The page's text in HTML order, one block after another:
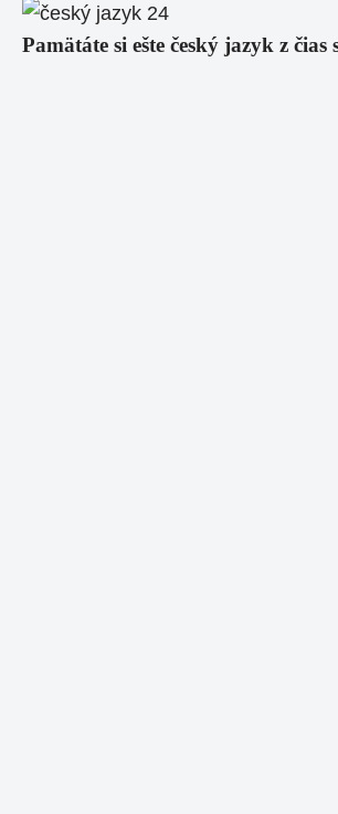
Pamätáte si ešte český jazyk z